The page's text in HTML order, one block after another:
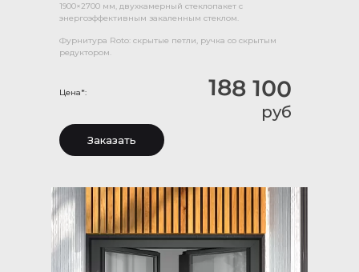
188 100
руб
Цена*:
1900×2700 мм, двухкамерный стеклопакет с
энергоэффективным закаленным стеклом.
Фурнитура Roto: скрытые петли, ручка со скрытым
редуктором.
Заказать